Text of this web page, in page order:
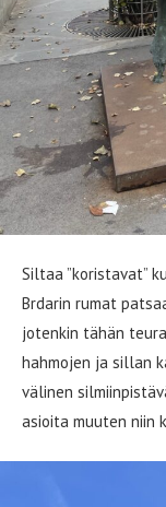
Siltaa ”koristavat”
Brdarin rumat
jotenkin tähän
hahmojen ja sillan
välinen
asioita muuten niin